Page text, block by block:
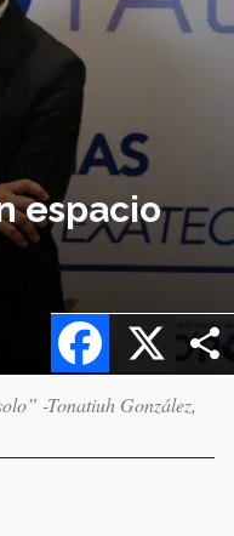
espacio
X
Facebook
-Tonatiuh González,